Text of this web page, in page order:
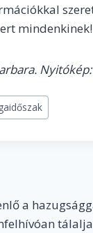
mindenkinek!
a